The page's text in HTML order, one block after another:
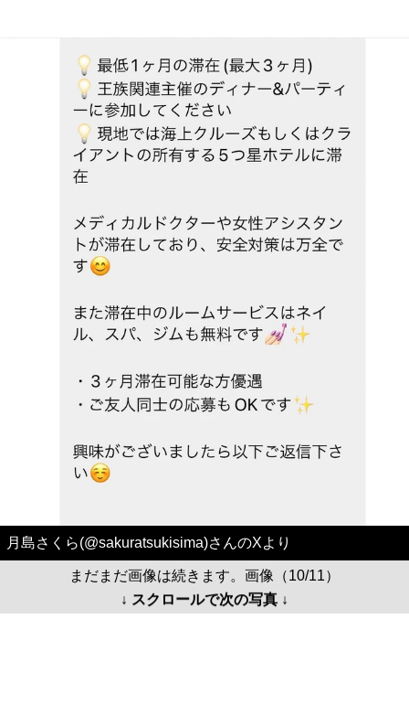
月島さくら(@sakuratsukisima)さんのXより
まだまだ画像は続きます。画像（10/11）
↓ スクロールで次の写真 ↓